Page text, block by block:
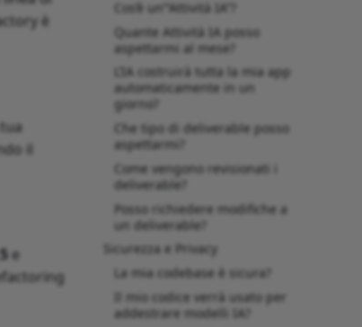
Cos’è un‘“Attività IA”?
Quante Attività IA posso
aspettarmi al mese?
L’IA costruirà tutta la mia app
automaticamente in un
giorno?
Che tipo di deliverable posso
aspettarmi?
Come vengono revisionati i
deliverable?
Posso richiedere modifiche a
un deliverable?
Sicurezza e Privacy
La mia codebase è sicura?
Il mio codice verrà usato per
addestrare modelli IA?
è
il
e